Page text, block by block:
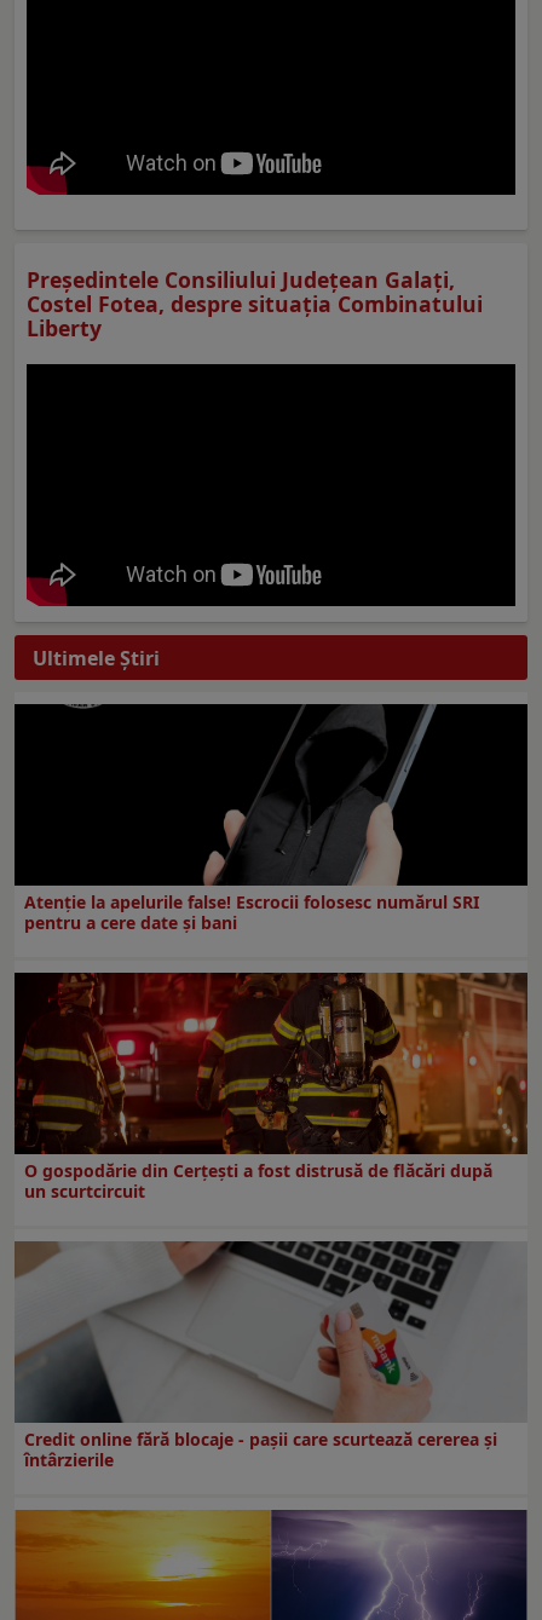
Preşedintele Consiliului Judeţean Galaţi,
Costel Fotea, despre situaţia Combinatului
Liberty
Ultimele Ştiri
Atenție la apelurile false! Escrocii folosesc numărul SRI
pentru a cere date și bani
O gospodărie din Cerțești a fost distrusă de flăcări după
un scurtcircuit
Credit online fără blocaje - pașii care scurtează cererea și
întârzierile